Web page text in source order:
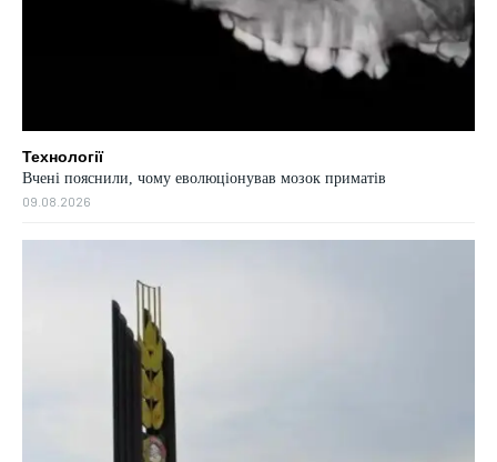
Технології
Вчені пояснили, чому еволюціонував мозок приматів
09.08.2026